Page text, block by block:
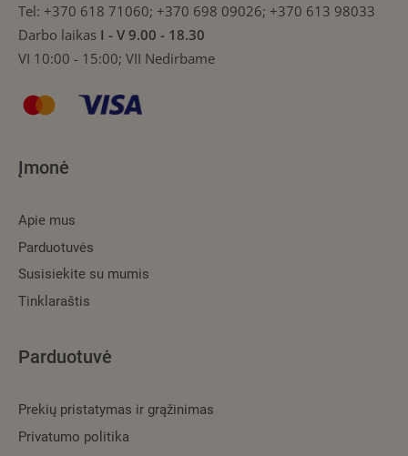
Tel: +370 618 71060; +370 698 09026; +370 613 98033
Darbo laikas I - V 9.00 - 18.30
VI 10:00 - 15:00; VII Nedirbame
Įmonė
Apie mus
Susisiekite su mumis
Parduotuvės
Tinklaraštis
Parduotuvė
Prekių pristatymas ir grąžinimas
Privatumo politika